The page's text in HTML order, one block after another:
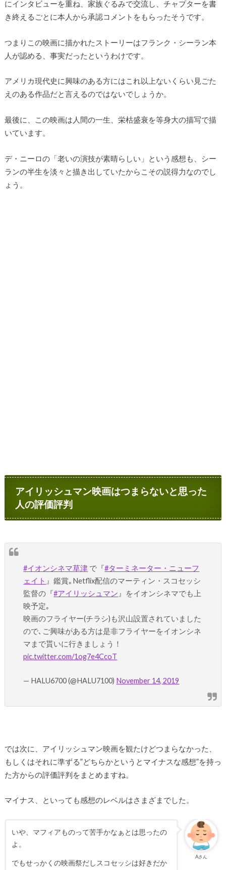
にインタビューを重ね、家族ぐるみで交流し、チャプターを書
き終えるごとに本人から承認コメントをもらったそうです。
つまりこの映画に描かれたストーリーはフランク・シーラン本
人が認める、事実だったというわけです。
アメリカ現代史に興味のある方にはこれ以上ないくらい見ごた
えのある作品だと言えるのではないでしょうか。
最後に、この映画は人間の一生、栄枯盛衰を等身大の描写で描
いています。
デ・ニーロの「老いの演技が素晴らしい」という感想も、シー
ランの半生を淡々と描き出していたからこその説得力なのでし
ょう。
アイリッシュマン映画はつまらないと思った
人の評価評判
#イオンシネマ草津 で『#ターミネーター・ニューフ
ェイト 』鑑賞｡Netflix配信のマーティン・スコセッシ
監督の『#アイリッシュマン 』をイオンシネマでも上
映予定｡
映画のフライヤー(チラシ)も沢山設置されていました
ので､ご興味がある方は是非フライヤーをイオンシネ
マまで貰いに行きましょう！
pic.twitter.com/1og7e4CcoT
— HALU6700 (@HALU7100) November 14, 2019
では次に、アイリッシュマン映画を観たけどつまらなかった、
もしくはそれに準ずる”どちらかというとマイナスな感想”を持っ
た方からの評価評判をまとめますね。
マイナス、といっても感想のレベルはさまざまでした。
Aさん
いや、マフィアものって苦手かなぁとは思ったの
よ。
でもせっかくの映画祭だしスコセッシは好きだか